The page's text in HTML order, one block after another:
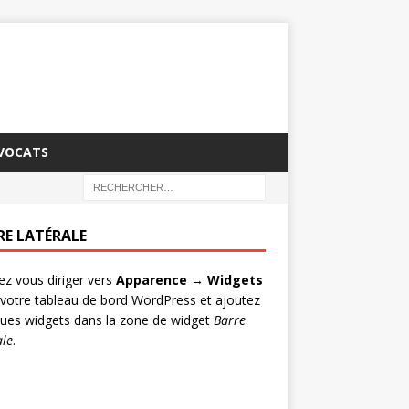
LATÉRALE
vous diriger vers Apparence → Widgets
tableau de bord WordPress et ajoutez
widgets dans la zone de widget Barre
.